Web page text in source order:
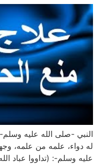
النبي -صلى الله عليه وسلم-
له دواء، علمه من علمه،
عليه وسلم-: (تداووا عباد